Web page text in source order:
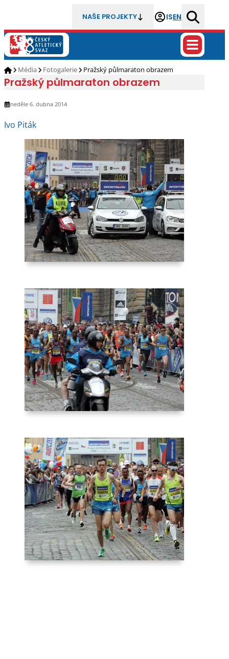
NAŠE PROJEKTY ISEN
Média Fotogalerie Pražský půlmaraton obrazem
Pražský půlmaraton obrazem
neděle 6. dubna 2014
Ivo Piták